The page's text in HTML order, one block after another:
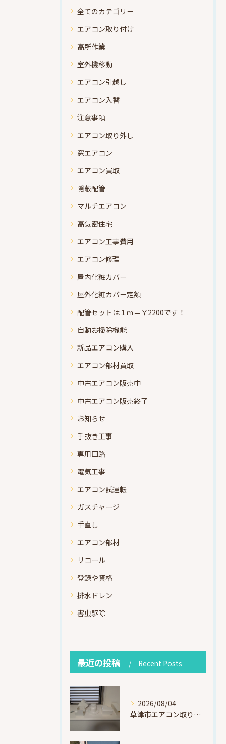
全てのカテゴリー
エアコン取り付け
高所作業
室外機移動
エアコン引越し
エアコン入替
注意事項
エアコン取り外し
窓エアコン
エアコン買取
隠蔽配管
マルチエアコン
高気密住宅
エアコン工事費用
エアコン修理
屋内化粧カバー
屋外化粧カバー定額
配管セットは１ｍ＝￥2200です！
自動お掃除機能
新品エアコン購入
エアコン部材買取
中古エアコン販売中
中古エアコン販売終了
お知らせ
手抜き工事
専用回路
電気工事
エアコン試運転
ガスチャージ
手直し
エアコン部材
リコール
登録や資格
排水ドレン
害虫駆除
最近の投稿 Recent Posts
2026/08/04
草津市エアコン取り付け｜お客様取り外し済・化粧カバー再利用（ダイキン S225ATES・アウルコート草津）